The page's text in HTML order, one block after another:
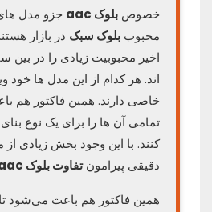
خصوص بلوک aac
جزو مدل های
محبوب بلوک سبک در بازار
اخیر محبوبیت زیادی را در
اند. هر کدام از این مدل ها خود
خاصی دارند. همین فاکتور هم
تمامی آن ها را برای یک نوع
کنند. با این وجود بخش زیادی از
دقیقی پیرامونتفاوت بلوک aac و clc
همین فاکتور هم باعث می‌شود